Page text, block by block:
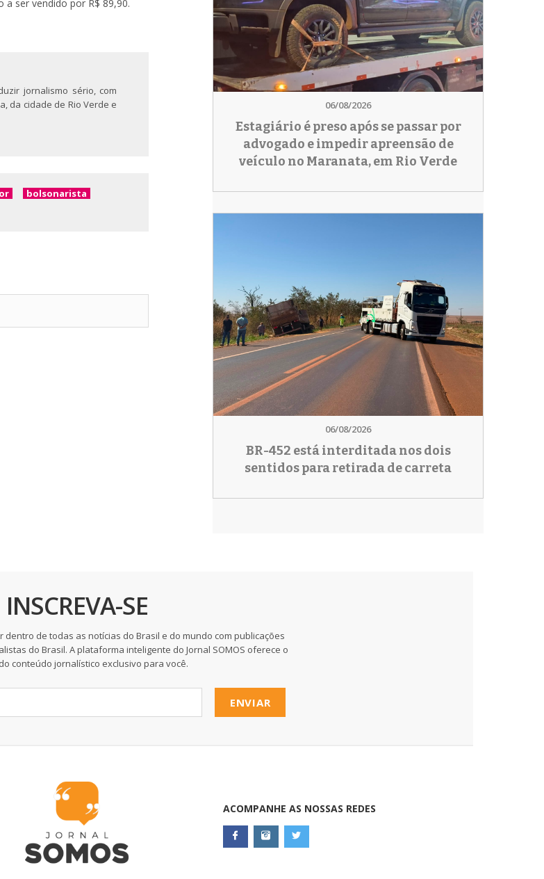
ser vendido por R$ 89,90.
jornalismo sério, com
da cidade de Rio Verde e
bolsonarista
06/08/2026
Estagiário é preso após se passar por
advogado e impedir apreensão de
veículo no Maranata, em Rio Verde
06/08/2026
BR-452 está interditada nos dois
sentidos para retirada de carreta
INSCREVA-SE
dentro de todas as notícias do Brasil e do mundo com publicações
do Brasil. A plataforma inteligente do Jornal SOMOS oferece o
conteúdo jornalístico exclusivo para você.
ENVIAR
ACOMPANHE AS NOSSAS REDES